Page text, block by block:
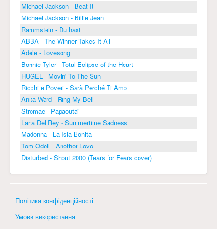
Michael Jackson - Beat It
Michael Jackson - Billie Jean
Rammstein - Du hast
ABBA - The Winner Takes It All
Adele - Lovesong
Bonnie Tyler - Total Eclipse of the Heart
HUGEL - Movin' To The Sun
Ricchi e Poveri - Sarà Perché Ti Amo
Anita Ward - Ring My Bell
Stromae - Papaoutai
Lana Del Rey - Summertime Sadness
Madonna - La Isla Bonita
Tom Odell - Another Love
Disturbed - Shout 2000 (Tears for Fears cover)
Політика конфіденційності
Умови використання